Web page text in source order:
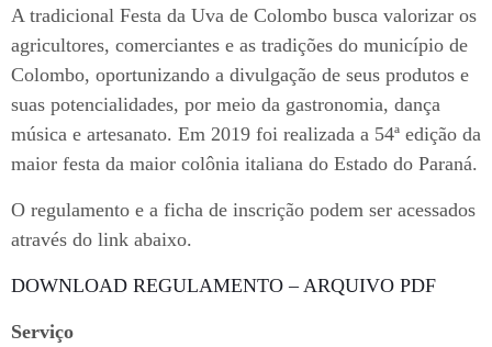
A tradicional Festa da Uva de Colombo busca valorizar os
agricultores, comerciantes e as tradições do município de
Colombo, oportunizando a divulgação de seus produtos e
suas potencialidades, por meio da gastronomia, dança
música e artesanato. Em 2019 foi realizada a 54ª edição da
maior festa da maior colônia italiana do Estado do Paraná.
O regulamento e a ficha de inscrição podem ser acessados
através do link abaixo.
DOWNLOAD REGULAMENTO – ARQUIVO PDF
Serviço